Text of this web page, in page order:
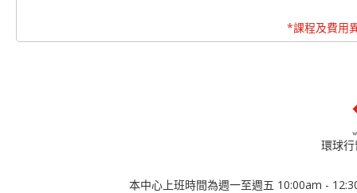
*課程及費用
環球
本中心上班時間為週一至週五 10:00am -